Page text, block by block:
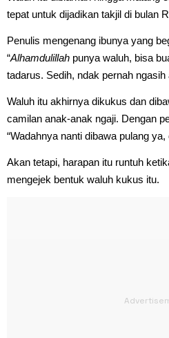
tepat untuk dijadikan takjil di bulan
Penulis mengenang ibunya yang
“Alhamdulillah punya waluh, bisa
tadarus. Sedih, ndak pernah ngasih
Waluh itu akhirnya dikukus dan
camilan anak-anak ngaji. Dengan
“Wadahnya nanti dibawa pulang
Akan tetapi, harapan itu runtuh
mengejek bentuk waluh kukus itu.